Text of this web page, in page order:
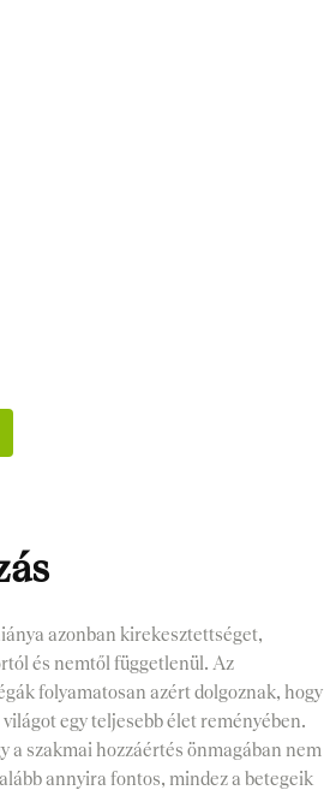
azonban kirekesztettséget,
és nemtől függetlenül. Az
folyamatosan azért dolgoznak, hogy
egy teljesebb élet reményében.
a szakmai hozzáértés önmagában nem
annyira fontos, mindez a betegeik